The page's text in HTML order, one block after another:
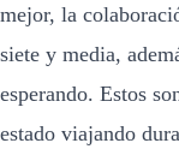
mejor, la
siete y media,
esperando. Estos
estado viajando